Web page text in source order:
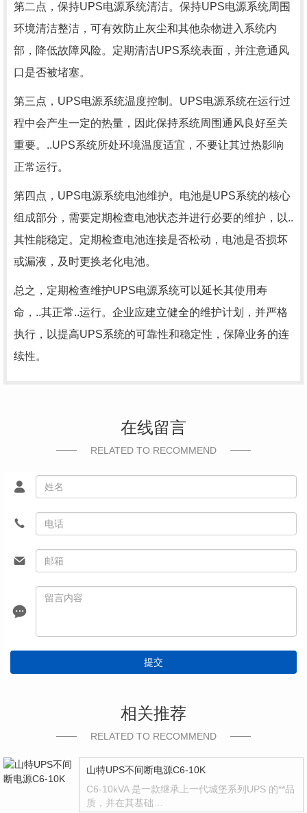
第二点，保持UPS电源系统清洁。保持UPS电源系统周围
环境清洁整洁，可有效防止灰尘和其他杂物进入系统内
部，降低故障风险。定期清洁UPS系统表面，并注意通风
口是否被堵塞。
第三点，UPS电源系统温度控制。UPS电源系统在运行过
程中会产生一定的热量，因此保持系统周围通风良好至关
重要。..UPS系统所处环境温度适宜，不要让其过热影响
正常运行。
第四点，UPS电源系统电池维护。电池是UPS系统的核心
组成部分，需要定期检查电池状态并进行必要的维护，以..
其性能稳定。定期检查电池连接是否松动，电池是否损坏
或漏液，及时更换老化电池。
总之，定期检查维护UPS电源系统可以延长其使用寿
命，..其正常..运行。企业应建立健全的维护计划，并严格
执行，以提高UPS系统的可靠性和稳定性，保障业务的连
续性。
在线留言
RELATED TO RECOMMEND
提交
相关推荐
RELATED TO RECOMMEND
山特UPS不间断电源C6-10K
C6-10kVA 是一款继承上一代城堡系列UPS 的**品
质，并在其基础…